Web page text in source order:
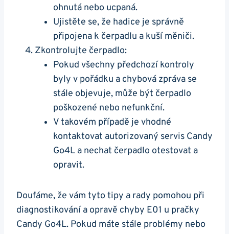
ohnutá nebo ucpaná.
Ujistěte se, že hadice je​ správně
připojena k⁤ čerpadlu a kuší měniči.
Zkontrolujte ‍čerpadlo:
Pokud‌ všechny předchozí kontroly⁣
byly v pořádku a​ chybová zpráva se​
stále ⁢objevuje, může být čerpadlo
poškozené nebo⁢ nefunkční.
V takovém‌ případě je ⁣vhodné
kontaktovat autorizovaný ⁣servis Candy
Go4L ‌a nechat čerpadlo⁤ otestovat a
opravit.
Doufáme, že vám tyto tipy⁢ a rady ​pomohou při
diagnostikování ⁣a ​opravě chyby E01 ‍u ‍pračky‌
Candy Go4L. ‍Pokud‌ máte ​stále problémy ‍nebo